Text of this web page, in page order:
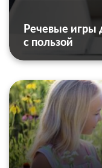
Речевые игры
с пользой